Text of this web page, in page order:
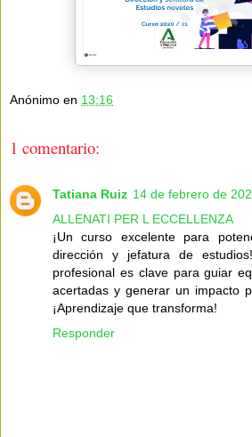
Anónimo en 13:16
1 comentario:
Tatiana Ruiz 14 de febrero de
ALLENATI PER L ECCELLENZA
¡Un curso excelente para
dirección y jefatura de
profesional es clave para guiar
acertadas y generar un impacto
¡Aprendizaje que transforma!
Responder